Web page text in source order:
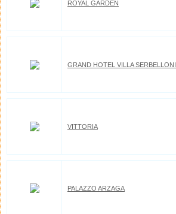
ROYAL GARDEN
GRAND HOTEL VILLA SERBELLONI
VITTORIA
PALAZZO ARZAGA